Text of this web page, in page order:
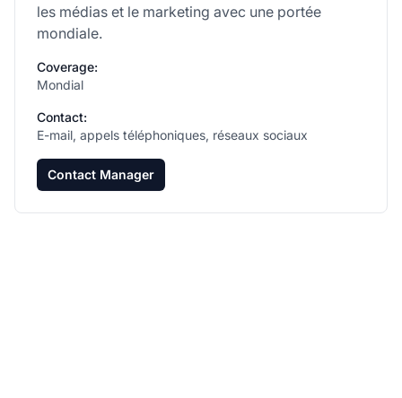
les médias et le marketing avec une portée
mondiale.
Coverage:
Mondial
Contact:
E-mail, appels téléphoniques, réseaux sociaux
Contact Manager